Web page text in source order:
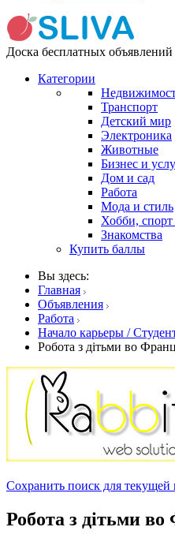
Доска бесплатных
Категории
Транспорт
Детский мир
Электроника
Животные
Бизнес и
Дом и сад
Работа
Мода и стиль
Хобби,
Знакомства
Купить баллы
Вы здесь:
Главная
Объявления
Работа
Начало карьеры /
Робота з дітьми во
Сохранить поиск для текущей
Робота з дітьми